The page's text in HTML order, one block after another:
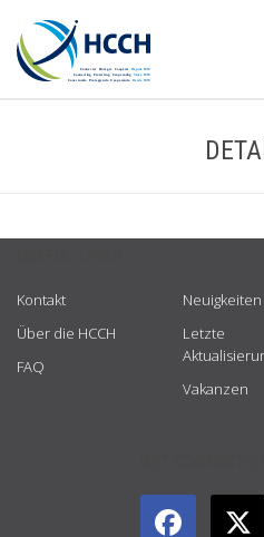
Kontakt
Über die HCCH
FAQ
Neuigkeiten
Letzte
Vakanzen